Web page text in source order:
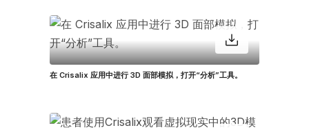
在 Crisalix 应用中进行 3D 面部模拟，打开“分析”工具。